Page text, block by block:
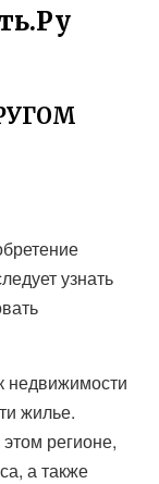
узнать
недвижимости
жилье.
регионе,
а также